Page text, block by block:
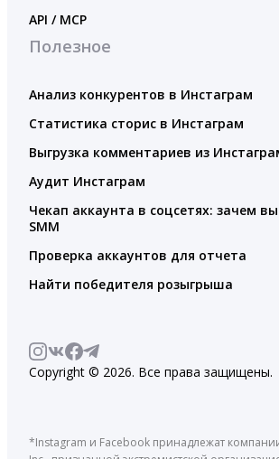
API / MCP
Полезное
Анализ конкурентов в Инстаграм
Статистика сторис в Инстаграм
Выгрузка комментариев из
Аудит Инстаграм
Чекап аккаунта в соцсетях: зачем
SMM
Проверка аккаунтов для отчета
Найти победителя розыгрыша
Copyright © 2026. Все права защищены.
*Instagram и Facebook принадлежат